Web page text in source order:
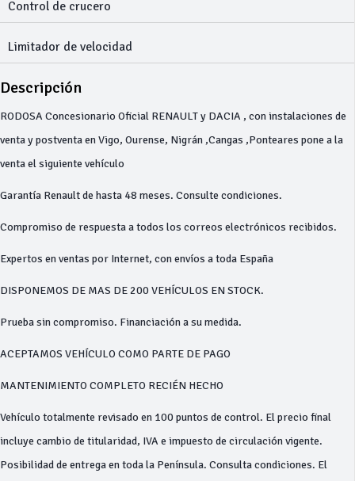
Control de crucero
Limitador de velocidad
Descripción
RODOSA Concesionario Oficial RENAULT y DACIA , con instalaciones de
venta y postventa en Vigo, Ourense, Nigrán ,Cangas ,Ponteares pone a la
venta el siguiente vehículo
Garantía Renault de hasta 48 meses. Consulte condiciones.
Compromiso de respuesta a todos los correos electrónicos recibidos.
Expertos en ventas por Internet, con envíos a toda España
DISPONEMOS DE MAS DE 200 VEHÍCULOS EN STOCK.
Prueba sin compromiso. Financiación a su medida.
ACEPTAMOS VEHÍCULO COMO PARTE DE PAGO
MANTENIMIENTO COMPLETO RECIÉN HECHO
Vehículo totalmente revisado en 100 puntos de control. El precio final
incluye cambio de titularidad, IVA e impuesto de circulación vigente.
Posibilidad de entrega en toda la Península. Consulta condiciones. El